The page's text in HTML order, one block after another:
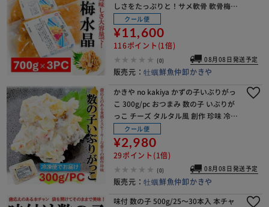
しさをたっぷりと！サメ軟骨 軟骨梅肉
和え【代引き不可】
クール便
¥11,600
116ポイント(1倍)
(0) 08月08日発送予定
販売元：牡蠣鮮魚仲卸かきや
かきや no kakiya かずの子いぶりがっ
こ 300g/pc おつまみ 数の子 いぶりが
っこ チーズ タルタル風 創作 珍味 冷凍
業務用 秋田 ディップ たくあん 燻製 香
【代引き不可】
クール便
¥2,980
29ポイント(1倍)
(0) 08月08日発送予定
販売元：牡蠣鮮魚仲卸かきや
味付 数の子 500g/25～30本入 本チャ